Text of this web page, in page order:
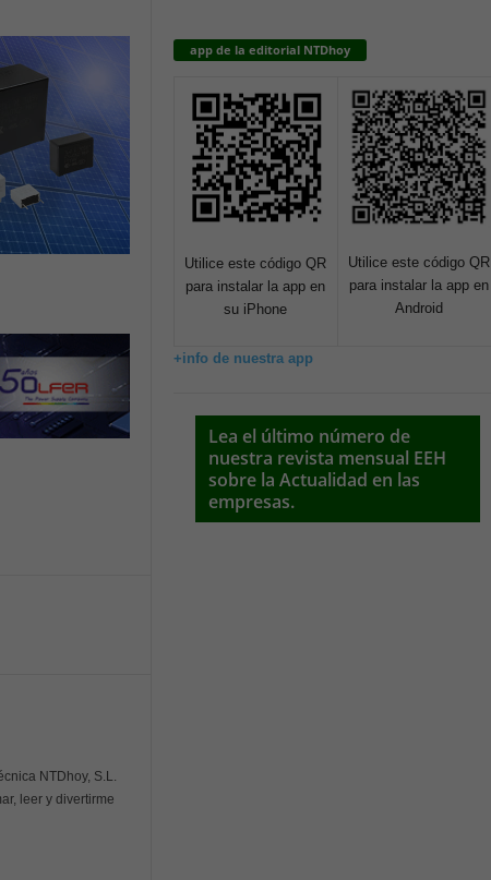
NTDhoy, S.L.
leer y divertirme
app de la editorial NTDhoy
Utilice este código QR
para instalar la app en
su iPhone
Utilice este código QR
para instalar la app en
Android
+info de nuestra app
Lea el último número de
nuestra revista mensual EEH
sobre la Actualidad en las
empresas.